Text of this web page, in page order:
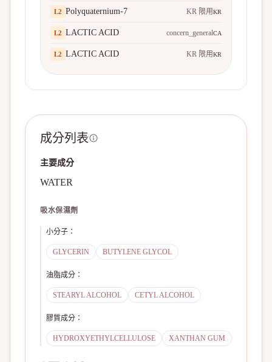
L2 Polyquaternium-7 KR 限用KR
L2 LACTIC ACID concern_generalCA
L2 LACTIC ACID KR 限用KR
成分列表
主要成分
WATER
吸水保濕劑
小分子 ：
GLYCERIN BUTYLENE GLYCOL
油脂成分 ：
STEARYL ALCOHOL CETYL ALCOHOL
膠質成分 ：
HYDROXYETHYLCELLULOSE XANTHAN GUM